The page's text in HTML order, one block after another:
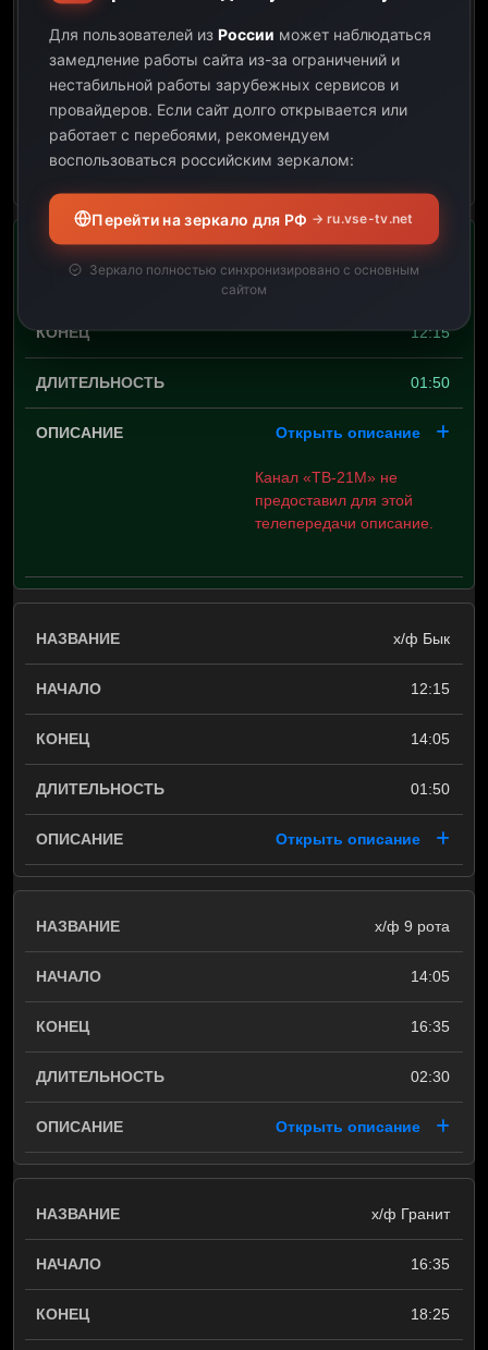
Открыть описание
12:15
01:50
Открыть описание
Канал «ТВ-21M» не
предоставил для этой
телепередачи описание.
х/ф Бык
12:15
14:05
01:50
Открыть описание
х/ф 9 рота
14:05
16:35
02:30
Открыть описание
х/ф Гранит
16:35
18:25
Для пользователей из России может наблюдаться
замедление работы сайта из-за ограничений и
нестабильной работы зарубежных сервисов и
провайдеров. Если сайт долго открывается или
работает с перебоями, рекомендуем
воспользоваться российским зеркалом:
Перейти на зеркало для РФ → ru.vse-tv.net
Зеркало полностью синхронизировано с основным
сайтом